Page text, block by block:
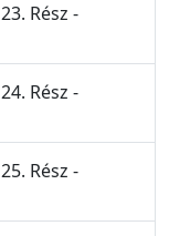
Rész -
Rész -
Rész -